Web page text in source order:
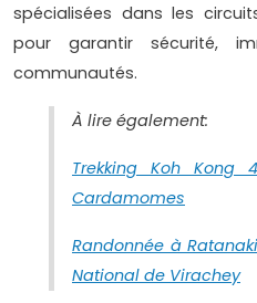
spécialisées dans les
pour garantir sécurité,
communautés.
À lire également:
Trekking Koh Kong
Cardamomes
Randonnée à
National de Virachey